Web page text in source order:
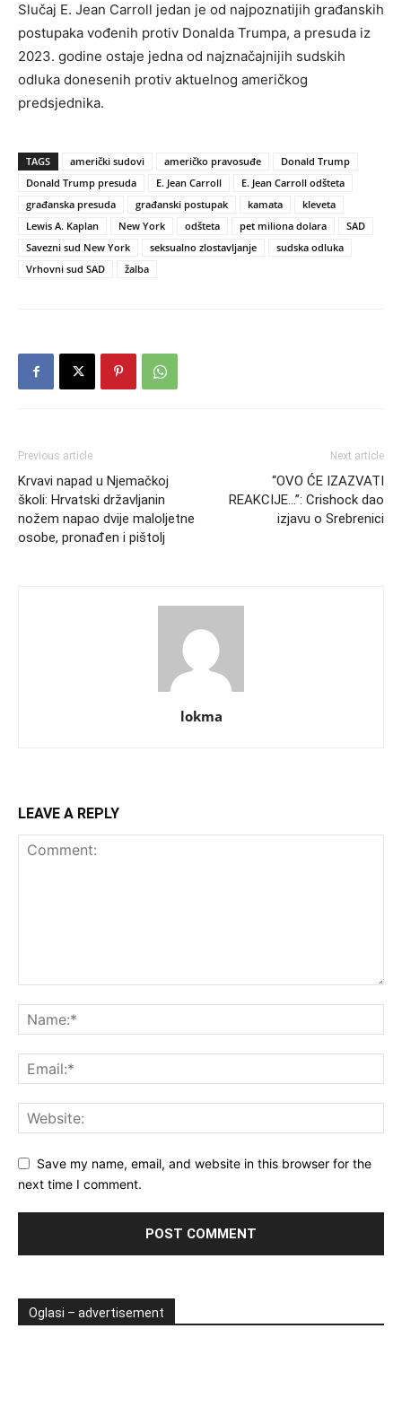
Slučaj E. Jean Carroll jedan je od najpoznatijih građanskih
postupaka vođenih protiv Donalda Trumpa, a presuda iz
2023. godine ostaje jedna od najznačajnijih sudskih
odluka donesenih protiv aktuelnog američkog
predsjednika.
TAGS američki sudovi američko pravosuđe
Donald Trump
Donald Trump presuda
E. Jean Carroll
E. Jean Carroll odšteta
građanska presuda
građanski postupak kamata
kleveta
Lewis A. Kaplan
New York odšteta pet miliona dolara
SAD
Savezni sud New York
seksualno zlostavljanje
sudska odluka
Vrhovni sud SAD
žalba
Previous article
Krvavi napad u Njemačkoj
školi: Hrvatski državljanin
nožem napao dvije maloljetne
osobe, pronađen i pištolj
Next article
“OVO ĆE IZAZVATI
REAKCIJE…”: Crishock dao
izjavu o Srebrenici
lokma
LEAVE A REPLY
Save my name, email, and website in this browser for the
next time I comment.
Oglasi – advertisement